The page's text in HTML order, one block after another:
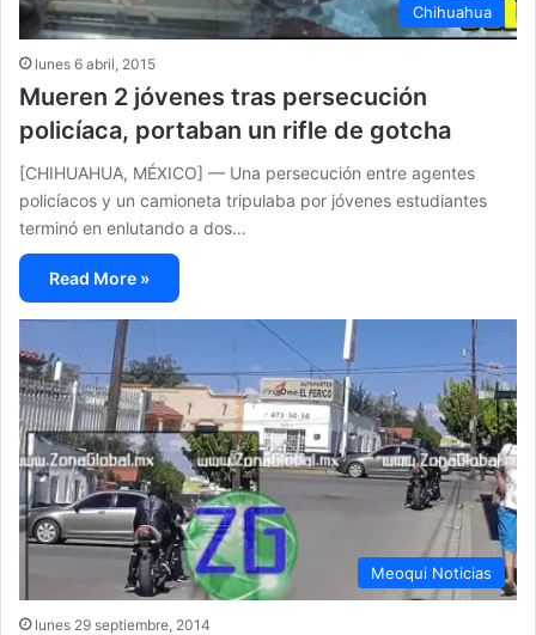
Chihuahua
lunes 6 abril, 2015
Mueren 2 jóvenes tras persecución
policíaca, portaban un rifle de gotcha
[CHIHUAHUA, MÉXICO] — Una persecución entre agentes
policíacos y un camioneta tripulaba por jóvenes estudiantes
terminó en enlutando a dos…
Read More »
Meoqui Noticias
lunes 29 septiembre, 2014